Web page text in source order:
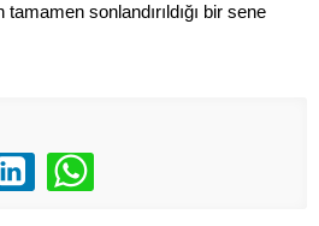
sonlandırıldığı bir sene